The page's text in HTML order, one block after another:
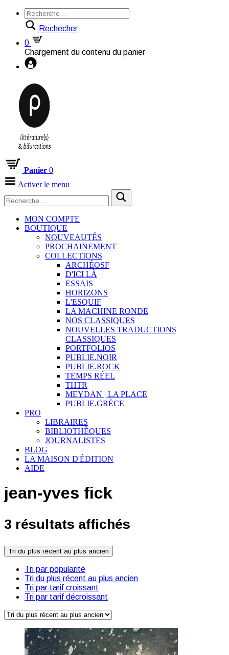
Rechecher
0
Chargement du contenu du panier
Panier 0
Activer le menu
MON COMPTE
BOUTIQUE
NOUVEAUTÉS
PROCHAINEMENT
COLLECTIONS
ARCHÉOSF
D'ICI LÀ
ESSAIS
HORIZONS
L'ESQUIF
LA MACHINE RONDE
NOS CLASSIQUES
NOUVELLES TRADUCTIONS
CLASSIQUES
PORTFOLIOS
PUBLIE.NOIR
PUBLIE.ROCK
TEMPS RÉEL
THTR
MEYDAN | LA PLACE
PUBLIE.GRÈCE
PRO
LIBRAIRES
BIBLIOTHÈQUES
JOURNALISTES
BLOG
LA MAISON D'ÉDITION
AIDE
jean-yves fick
3 résultats affichés
Tri du plus récent au plus ancien
Tri par popularité
Tri du plus récent au plus ancien
Tri par tarif croissant
Tri par tarif décroissant